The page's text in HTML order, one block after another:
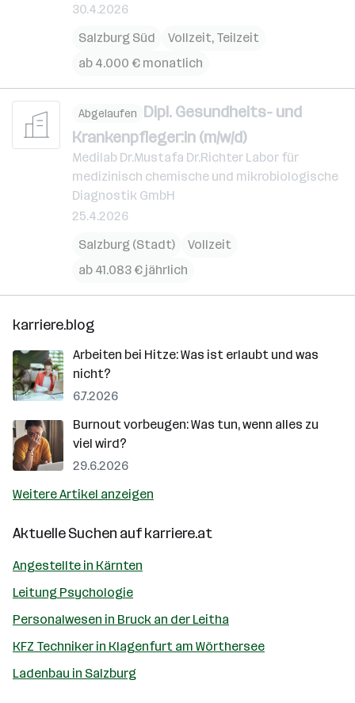
30.4.2026
Salzburg Süd
Vollzeit, Teilzeit
ab 4.000 € monatlich
Abgelaufen Dipl. Gesundheits- und
Krankenpfleger:in (m/w/d)
Medilab Dr.Mustafa Dr.Richter Labor für
medizinisch chemische und mikrobiologische
Diagnostik GmbH
25.4.2026
Salzburg (Stadt)
Vollzeit
ab 41.083 € jährlich
karriere.blog
Arbeiten bei Hitze: Was ist erlaubt und was
nicht?
6.7.2026
Burnout vorbeugen: Was tun, wenn alles zu
viel wird?
29.6.2026
Weitere Artikel anzeigen
Aktuelle Suchen aufkarriere.at
Angestellte in Kärnten
Leitung Psychologie
Personalwesen in Bruck an der Leitha
KFZ Techniker in Klagenfurt am Wörthersee
Ladenbau in Salzburg